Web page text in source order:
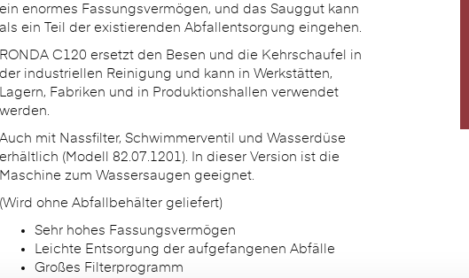
ein enormes Fassungsvermögen, und das Sauggut kann
als ein Teil der existierenden Abfallentsorgung eingehen.
RONDA C120 ersetzt den Besen und die Kehrschaufel in
der industriellen Reinigung und kann in Werkstätten,
Lagern, Fabriken und in Produktionshallen verwendet
werden.
Auch mit Nassfilter, Schwimmerventil und Wasserdüse
erhältlich (Modell 82.07.1201). In dieser Version ist die
Maschine zum Wassersaugen geeignet.
(Wird ohne Abfallbehälter geliefert)
Sehr hohes Fassungsvermögen
Leichte Entsorgung der aufgefangenen Abfälle
Großes Filterprogramm